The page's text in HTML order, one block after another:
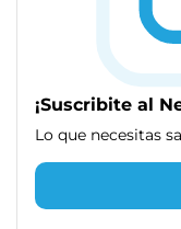
¡Suscribite al
Lo que necesitas